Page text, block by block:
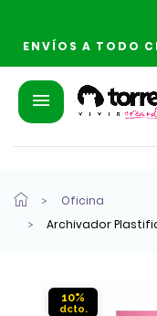
ENVÍOS A TODO
Oficina
Archivador
10%